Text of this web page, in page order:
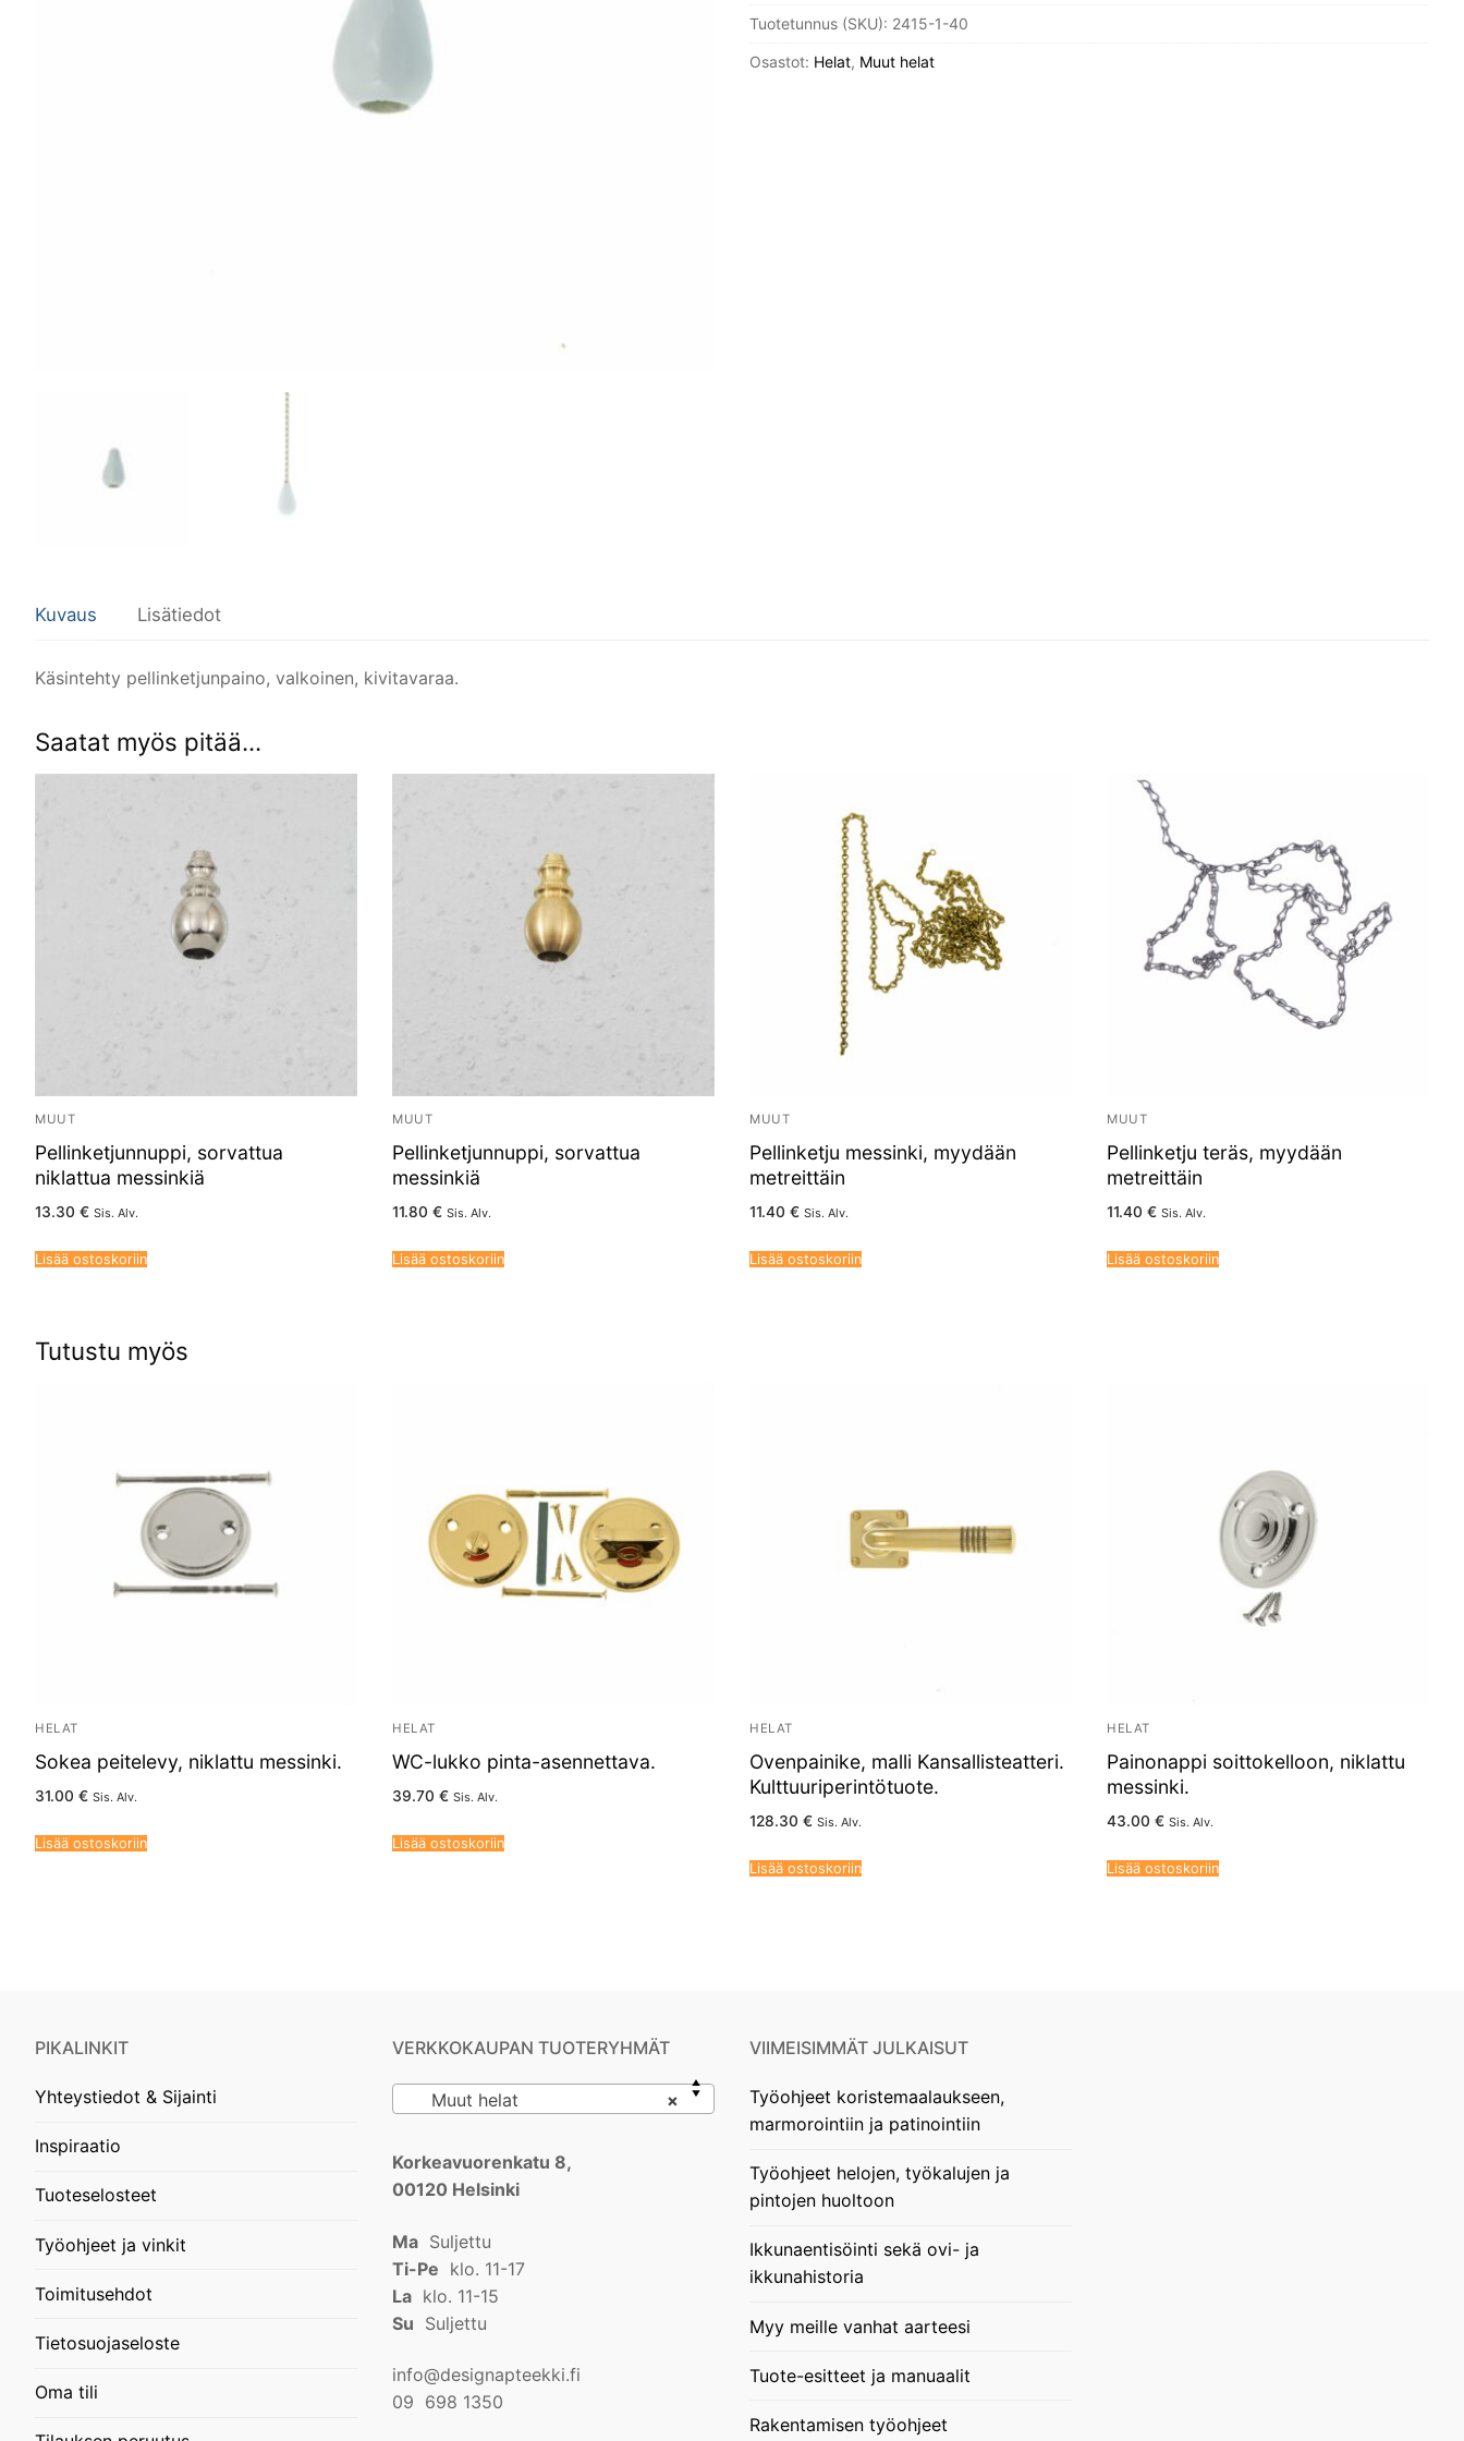
määrä
Tuotetunnus (SKU): 2415-1-40
Osastot: Helat, Muut helat
Kuvaus Lisätiedot
Käsintehty pellinketjunpaino, valkoinen, kivitavaraa.
Saatat myös pitää...
MUUT
Pellinketjunnuppi, sorvattua
niklattua messinkiä
13.30 € Sis. Alv.
Lisää ostoskoriin
MUUT
Pellinketjunnuppi, sorvattua
messinkiä
11.80 € Sis. Alv.
Lisää ostoskoriin
MUUT
Pellinketju messinki, myydään
metreittäin
11.40 € Sis. Alv.
Lisää ostoskoriin
MUUT
Pellinketju teräs, myydään
metreittäin
11.40 € Sis. Alv.
Lisää ostoskoriin
Tutustu myös
HELAT
Sokea peitelevy, niklattu messinki.
31.00 € Sis. Alv.
Lisää ostoskoriin
HELAT
WC-lukko pinta-asennettava.
39.70 € Sis. Alv.
Lisää ostoskoriin
HELAT
Ovenpainike, malli Kansallisteatteri.
Kulttuuriperintötuote.
128.30 € Sis. Alv.
Lisää ostoskoriin
HELAT
Painonappi soittokelloon, niklattu
messinki.
43.00 € Sis. Alv.
Lisää ostoskoriin
PIKALINKIT
Yhteystiedot & Sijainti
Inspiraatio
Tuoteselosteet
Työohjeet ja vinkit
Toimitusehdot
Tietosuojaseloste
Oma tili
VERKKOKAUPAN TUOTERYHMÄT
×
Muut helat
Korkeavuorenkatu 8,
00120 Helsinki
Ma Suljettu
Ti-Pe klo. 11-17
La klo. 11-15
Su Suljettu
info@designapteekki.fi
09 698 1350
VIIMEISIMMÄT JULKAISUT
Työohjeet koristemaalaukseen,
marmorointiin ja patinointiin
Työohjeet helojen, työkalujen ja
pintojen huoltoon
Ikkunaentisöinti sekä ovi- ja
ikkunahistoria
Myy meille vanhat aarteesi
Tuote-esitteet ja manuaalit
Rakentamisen työohjeet